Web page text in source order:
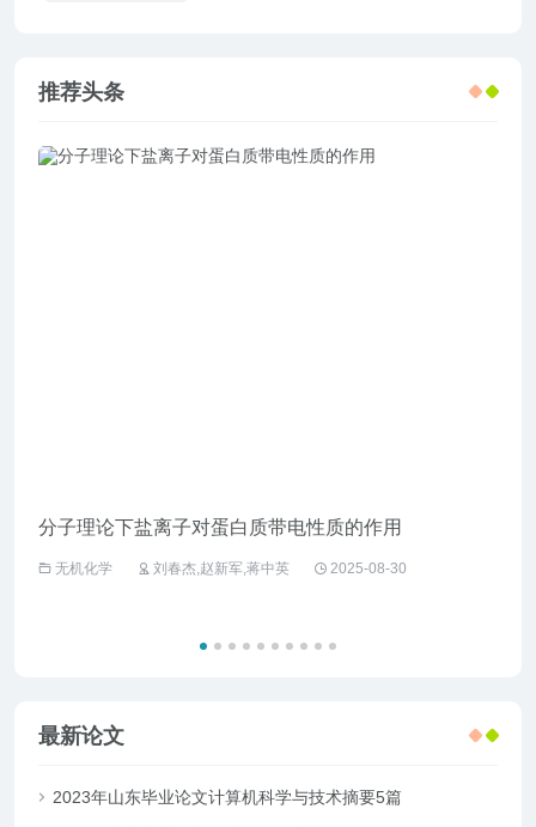
推荐头条
分子理论下盐离子对蛋白质带电性质的作用
无机化学 刘春杰,赵新军,蒋中英 2025-08-30
最新论文
2023年山东毕业论文计算机科学与技术摘要5篇